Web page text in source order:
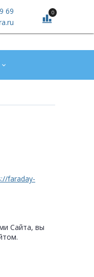
69
0
faraday-
Сайта, вы